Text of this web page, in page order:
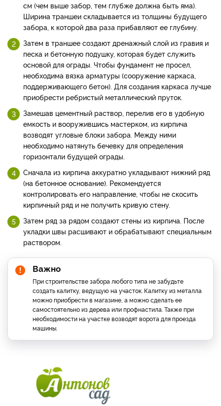
см (чем выше забор, тем глубже должна быть яма).
Ширина траншеи складывается из толщины будущего
забора, к которой два раза прибавляют ее глубину.
Затем в траншее создают дренажный слой из гравия и
песка и бетонную подушку, которая будет служить
основой для ограды. Чтобы фундамент не просел,
необходима вязка арматуры (сооружение каркаса,
поддерживающего бетон). Для создания каркаса лучше
приобрести ребристый металлический пруток.
Замешав цементный раствор, перелив его в удобную
емкость и вооружившись мастерком, из кирпича
возводят угловые блоки забора. Между ними
необходимо натянуть бечевку для определения
горизонтали будущей ограды.
Сначала из кирпича аккуратно укладывают нижний ряд
(на бетонное основание). Рекомендуется
контролировать его направление, чтобы не скосить
кирпичный ряд и не получить кривую стену.
Затем ряд за рядом создают стены из кирпича. После
укладки швы расшивают и обрабатывают специальным
раствором.
Важно
При строительстве забора любого типа не забудьте
создать калитку, ведущую на участок. Калитку из металла
можно приобрести в магазине, а можно сделать ее
самостоятельно из дерева или профнастила. Также при
необходимости на участке возводят ворота для проезда
машины.